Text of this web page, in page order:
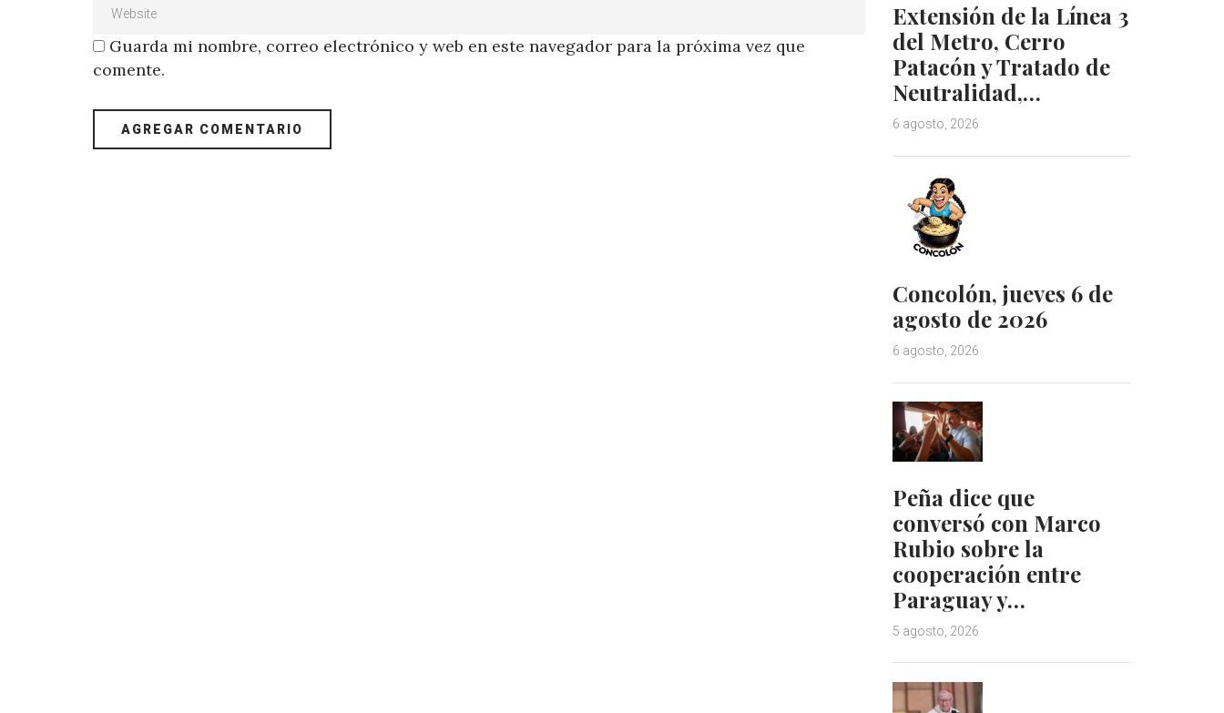
Guarda mi nombre, correo electrónico y web en este navegador para la próxima vez que
comente.
Extensión de la Línea 3
del Metro, Cerro
Patacón y Tratado de
Neutralidad,…
6 agosto, 2026
Concolón, jueves 6 de
agosto de 2026
6 agosto, 2026
Peña dice que
conversó con Marco
Rubio sobre la
cooperación entre
Paraguay y…
5 agosto, 2026